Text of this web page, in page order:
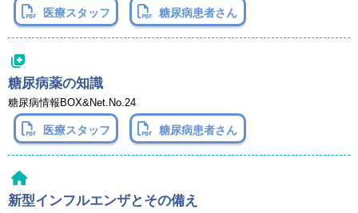
医療スタッフ 糖尿病患者さん
糖尿病薬の知識
糖尿病情報BOX&Net.No.24
医療スタッフ 糖尿病患者さん
新型インフルエンザとその備え